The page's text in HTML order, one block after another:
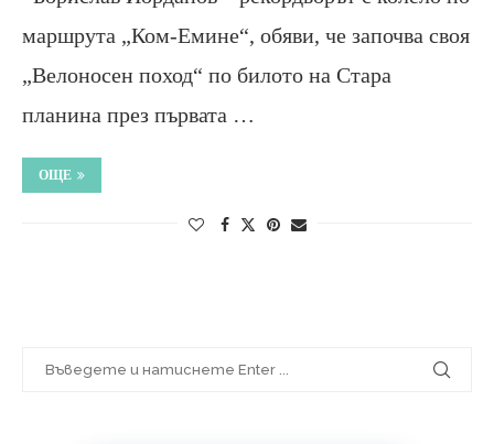
маршрута „Ком-Емине“, обяви, че започва своя
„Велоносен поход“ по билото на Стара
планина през първата …
ОЩЕ